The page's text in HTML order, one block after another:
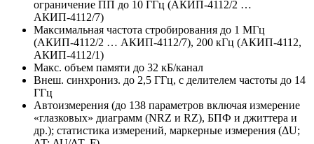
ограничение ПП до 10 ГГц (АКИП-4112/2 …
АКИП-4112/7)
Максимальная частота стробирования до 1 МГц
(АКИП-4112/2 … АКИП-4112/7), 200 кГц (АКИП-4112,
АКИП-4112/1)
Макс. объем памяти до 32 кБ/канал
Внеш. синхрониз. до 2,5 ГГц, с делителем частоты до 14
ГГц
Автоизмерения (до 138 параметров включая измерение
«глазковых» диаграмм (NRZ и RZ), БПФ и джиттера и
др.); статистика измерений, маркерные измерения (ΔU;